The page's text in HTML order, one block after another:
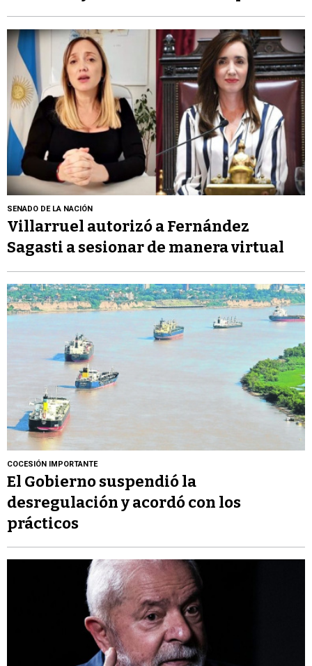
SENADO DE LA NACIÓN
Villarruel autorizó a Fernández
Sagasti a sesionar de manera virtual
COCESIÓN IMPORTANTE
El Gobierno suspendió la
desregulación y acordó con los
prácticos